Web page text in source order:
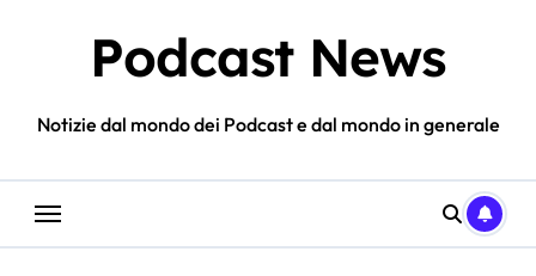
Podcast News
Notizie dal mondo dei Podcast e dal mondo in generale